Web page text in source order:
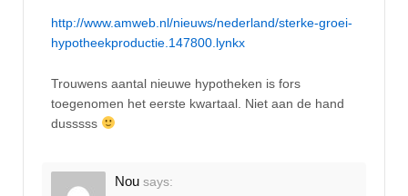
http://www.amweb.nl/nieuws/nederland/sterke-groei-
hypotheekproductie.147800.lynkx
Trouwens aantal nieuwe hypotheken is fors
toegenomen het eerste kwartaal. Niet aan de hand
dusssss
Nou says: